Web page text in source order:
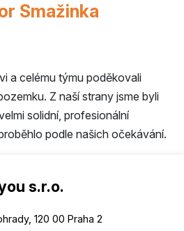
Smažinka
a celému týmu poděkovali
Z naší strany jsme byli
solidní, profesionální
podle našich očekávání.
s.r.o.
120 00 Praha 2